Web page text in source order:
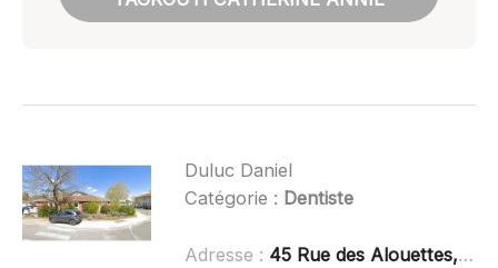
Duluc Daniel
Catégorie : Dentiste
Adresse : 45 Rue des Alouettes, 33114 Le Barp